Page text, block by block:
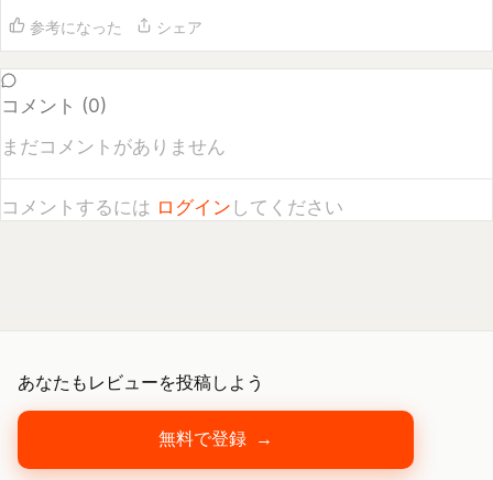
コメント (0
まだコメントがありません
コメントするにはログイン してください
あなたもレビューを投稿しよう
無料で登録 →